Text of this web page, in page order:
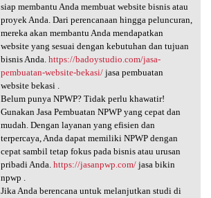
siap membantu Anda membuat website bisnis atau
proyek Anda. Dari perencanaan hingga peluncuran,
mereka akan membantu Anda mendapatkan
website yang sesuai dengan kebutuhan dan tujuan
bisnis Anda. https://badoystudio.com/jasa-
pembuatan-website-bekasi/jasa pembuatan
website bekasi .
Belum punya NPWP? Tidak perlu khawatir!
Gunakan Jasa Pembuatan NPWP yang cepat dan
mudah. Dengan layanan yang efisien dan
terpercaya, Anda dapat memiliki NPWP dengan
cepat sambil tetap fokus pada bisnis atau urusan
pribadi Anda. https://jasanpwp.com/jasa bikin
npwp .
Jika Anda berencana untuk melanjutkan studi di